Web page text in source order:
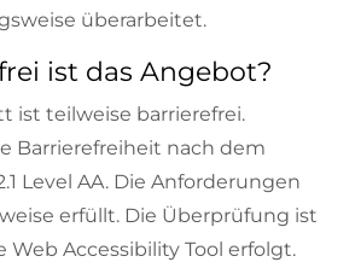
überarbeitet.
ist das Angebot?
ist teilweise barrierefrei.
Barrierefreiheit nach dem
Level AA. Die Anforderungen
erfüllt. Die Überprüfung ist
Web Accessibility Tool erfolgt.